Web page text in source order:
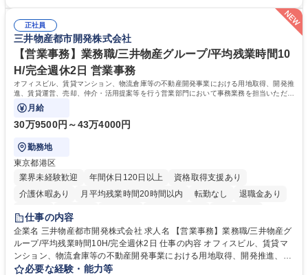
は部内のOJTを中心に、あなたの経験に合わせて不足している部分はいつ
でも質問・相談できる環境が整っているため、安心して成長できます。 募
集職種 【森ビルG】人事・総務◆賞与5ヶ月◆年休120日◆残業少なめ◆
リモート可
ます。定型業務に留まらず、社内規定や人事制度の改定など会社のコア業
務に挑戦できるため、自身の成長と組織への貢献度をダイレクトに実感で
きます。 残業少なめ、週1日リモート可など、ワークライフバランスを保
ち長期活躍できる環境です。 「これまでの幅広い経験を活かし、長期的な
キャリアを築きたい」という前向きな意欲と挑戦を全力で応援します。 学
歴・資格 学歴：大学院 大学 高専 短大 専修学校 高校 語学力： 資格：日商
簿記検定1級 日商簿記検定2級 日商簿記検定3級
正社員
三井物産都市開発株式会社
【営業事務】業務職/三井物産グループ/平均残業時間10
H/完全週休2日 営業事務
オフィスビル、賃貸マンション、物流倉庫等の不動産開発事業における用地取得、開発推
進、賃貸運営、売却、仲介・活用提案等を行う営業部門において事務業務を担当いただき
ます。
月給
30万9500円～43万4000円
勤務地
東京都港区
業界未経験歓迎
年間休日120日以上
資格取得支援あり
介護休暇あり
月平均残業時間20時間以内 転勤なし
退職金あり
在宅OK
賞与あり
駅近5分以内
土日祝休み 寮・社宅あり
仕事の内容
企業名 三井物産都市開発株式会社 求人名 【営業事務】業務職/三井物産グ
ループ/平均残業時間10H/完全週休2日 仕事の内容 オフィスビル、賃貸マ
ンション、物流倉庫等の不動産開発事業における用地取得、開発推進、賃
貸運営、売却、仲介・活用提案等を行う営業部門において事務業務を担当
必要な経験・能力等